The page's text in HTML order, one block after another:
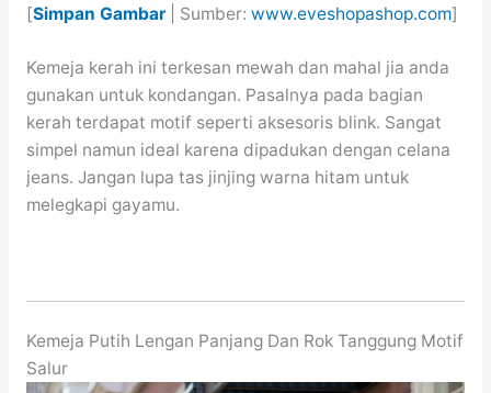
[Simpan Gambar| Sumber: www.eveshopashop.com]
Kemeja kerah ini terkesan mewah dan mahal jia anda
gunakan untuk kondangan. Pasalnya pada bagian
kerah terdapat motif seperti aksesoris blink. Sangat
simpel namun ideal karena dipadukan dengan celana
jeans. Jangan lupa tas jinjing warna hitam untuk
melegkapi gayamu.
Kemeja Putih Lengan Panjang Dan Rok Tanggung Motif
Salur